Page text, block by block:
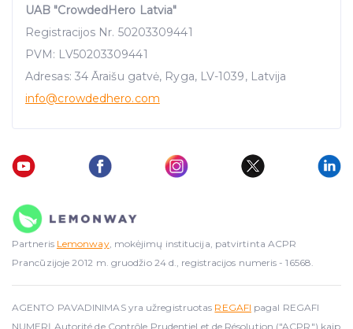
traffic data, display customized page content and
advertising. See more in ourCookies policy
UAB "CrowdedHero Latvia"
Registracijos Nr. 50203309441
PVM: LV50203309441
Adresas: 34 Āraišu gatvė, Ryga, LV-1039, Latvija
info@crowdedhero.com
Partneris Lemonway, mokėjimų institucija, patvirtinta ACPR
Prancūzijoje 2012 m. gruodžio 24 d., registracijos numeris - 16568.
AGENTO PAVADINIMAS yra užregistruotas REGAFI pagal REGAFI
NUMERĮ Autorité de Contrôle Prudentiel et de Résolution ("ACPR") kaip